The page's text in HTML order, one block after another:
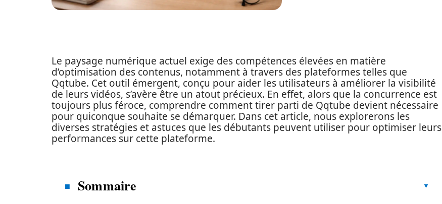
Le paysage numérique actuel exige des compétences élevées en matière
d’optimisation des contenus, notamment à travers des plateformes telles que
Qqtube. Cet outil émergent, conçu pour aider les utilisateurs à améliorer la visibilité
de leurs vidéos, s’avère être un atout précieux. En effet, alors que la concurrence est
toujours plus féroce, comprendre comment tirer parti de Qqtube devient nécessaire
pour quiconque souhaite se démarquer. Dans cet article, nous explorerons les
diverses stratégies et astuces que les débutants peuvent utiliser pour optimiser leurs
performances sur cette plateforme.
Sommaire